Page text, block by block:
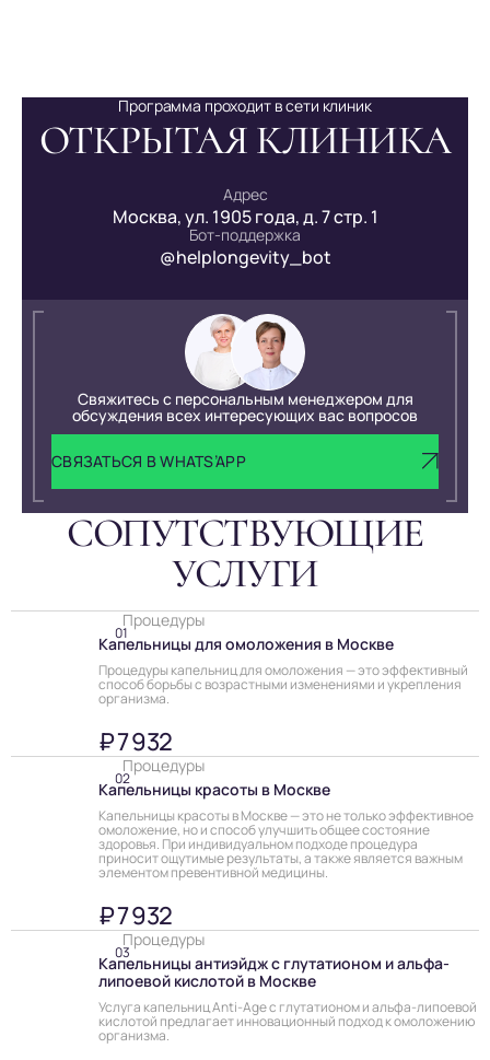
Программа проходит в сети клиник
ОТКРЫТАЯ КЛИНИКА
Адрес
Москва, ул. 1905 года, д. 7 стр. 1
Бот-поддержка
@helplongevity_bot
Свяжитесь с персональным менеджером для
обсуждения всех интересующих вас вопросов
СВЯЗАТЬСЯ В WHATS’APP
СОПУТСТВУ­ЮЩИЕ
УСЛУГИ
Процедуры
Капельницы для омоложения в Москве
Процедуры капельниц для омоложения — это эффективный
способ борьбы с возрастными изменениями и укрепления
организма.
₽ 7 932
01
Процедуры
Капельницы красоты в Москве
Капельницы красоты в Москве — это не только эффективное
омоложение, но и способ улучшить общее состояние
здоровья. При индивидуальном подходе процедура
приносит ощутимые результаты, а также является важным
элементом превентивной медицины.
₽ 7 932
02
Процедуры
Капельницы антиэйдж с глутатионом и альфа-
липоевой кислотой в Москве
Услуга капельниц Anti-Age с глутатионом и альфа-липоевой
кислотой предлагает инновационный подход к омоложению
организма.
03